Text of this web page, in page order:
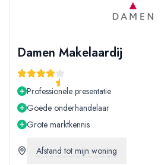
Damen Makelaardij
Professionele presentatie
Goede onderhandelaar
Grote marktkennis
Afstand tot mijn woning